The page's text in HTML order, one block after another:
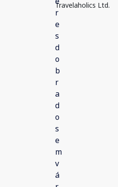
Travelaholics Ltd.